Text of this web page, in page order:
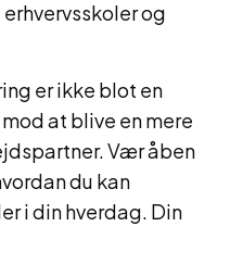
og
er ikke blot en
at blive en mere
Vær åben
du kan
i din hverdag. Din